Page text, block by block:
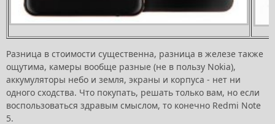
Разница в стоимости существенна, разница в железе также
ощутима, камеры вообще разные (не в пользу Nokia),
аккумуляторы небо и земля, экраны и корпуса - нет ни
одного сходства. Что покупать, решать только вам, но если
воспользоваться здравым смыслом, то конечно Redmi Note
5.